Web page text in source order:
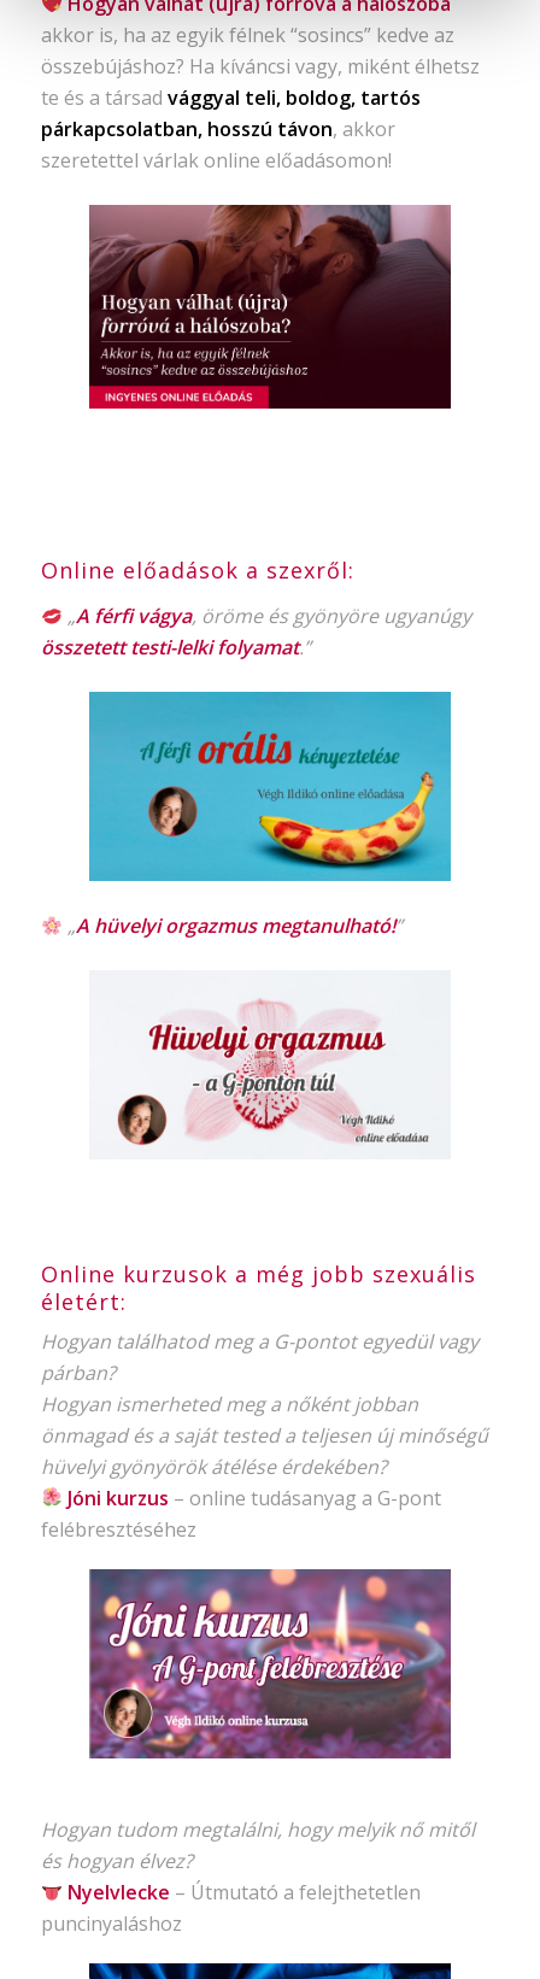
akkor is, ha az egyik félnek “sosincs” kedve az
összebújáshoz? Ha kíváncsi vagy, miként élhetsz
te és a társad vággyal teli, boldog, tartós
párkapcsolatban, hosszú távon, akkor
szeretettel várlak online előadásomon!
Online előadások a szexről:
„A férfi vágya, öröme és gyönyöre ugyanúgy
összetett testi-lelki folyamat.”
„A hüvelyi orgazmus megtanulható!”
Online kurzusok a még jobb szexuális
életért:
Hogyan találhatod meg a G-pontot egyedül vagy
párban?
Hogyan ismerheted meg a nőként jobban
önmagad és a saját tested a teljesen új minőségű
hüvelyi gyönyörök átélése érdekében?
Jóni kurzus – online tudásanyag a G-pont
felébresztéséhez
Hogyan tudom megtalálni, hogy melyik nő mitől
és hogyan élvez?
Nyelvlecke – Útmutató a felejthetetlen
puncinyaláshoz